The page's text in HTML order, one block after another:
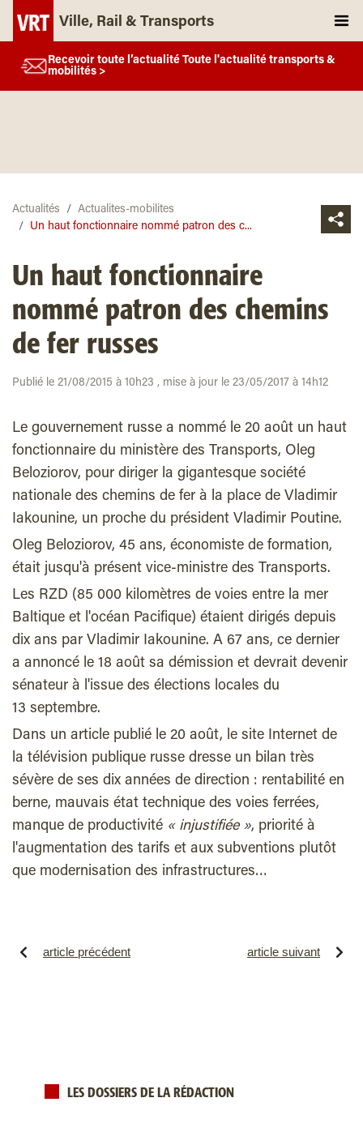
Ville, Rail & Transports
Recevoir toute l’actualité Toute l'actualité transports &
mobilités >
Actualités
Actualites-mobilites
Un haut fonctionnaire nommé patron des c...
Un haut fonctionnaire
nommé patron des chemins
de fer russes
Publié le 21/08/2015 à 10h23 , mise à jour le 23/05/2017 à 14h12
Le gouvernement russe a nommé le 20 août un haut
fonctionnaire du ministère des Transports, Oleg
Beloziorov, pour diriger la gigantesque société
nationale des chemins de fer à la place de Vladimir
Iakounine, un proche du président Vladimir Poutine.
Oleg Beloziorov, 45 ans, économiste de formation,
était jusqu'à présent vice-ministre des Transports.
Les RZD (85 000 kilomètres de voies entre la mer
Baltique et l'océan Pacifique) étaient dirigés depuis
dix ans par Vladimir Iakounine. A 67 ans, ce dernier
a annoncé le 18 août sa démission et devrait devenir
sénateur à l'issue des élections locales du
13 septembre.
Dans un article publié le 20 août, le site Internet de
la télévision publique russe dresse un bilan très
sévère de ses dix années de direction : rentabilité en
berne, mauvais état technique des voies ferrées,
manque de productivité « injustifiée », priorité à
l'augmentation des tarifs et aux subventions plutôt
que modernisation des infrastructures…
article précédent article suivant
LES DOSSIERS DE LA RÉDACTION